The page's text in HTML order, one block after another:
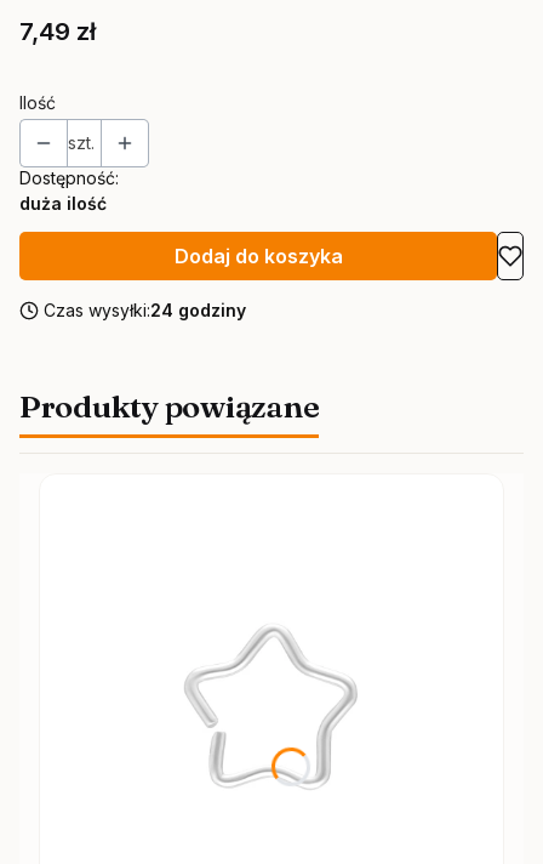
Cena
7,49 zł
Ilość
szt.
Dostępność:
duża ilość
Dodaj do koszyka
Czas wysyłki:24 godziny
Produkty powiązane